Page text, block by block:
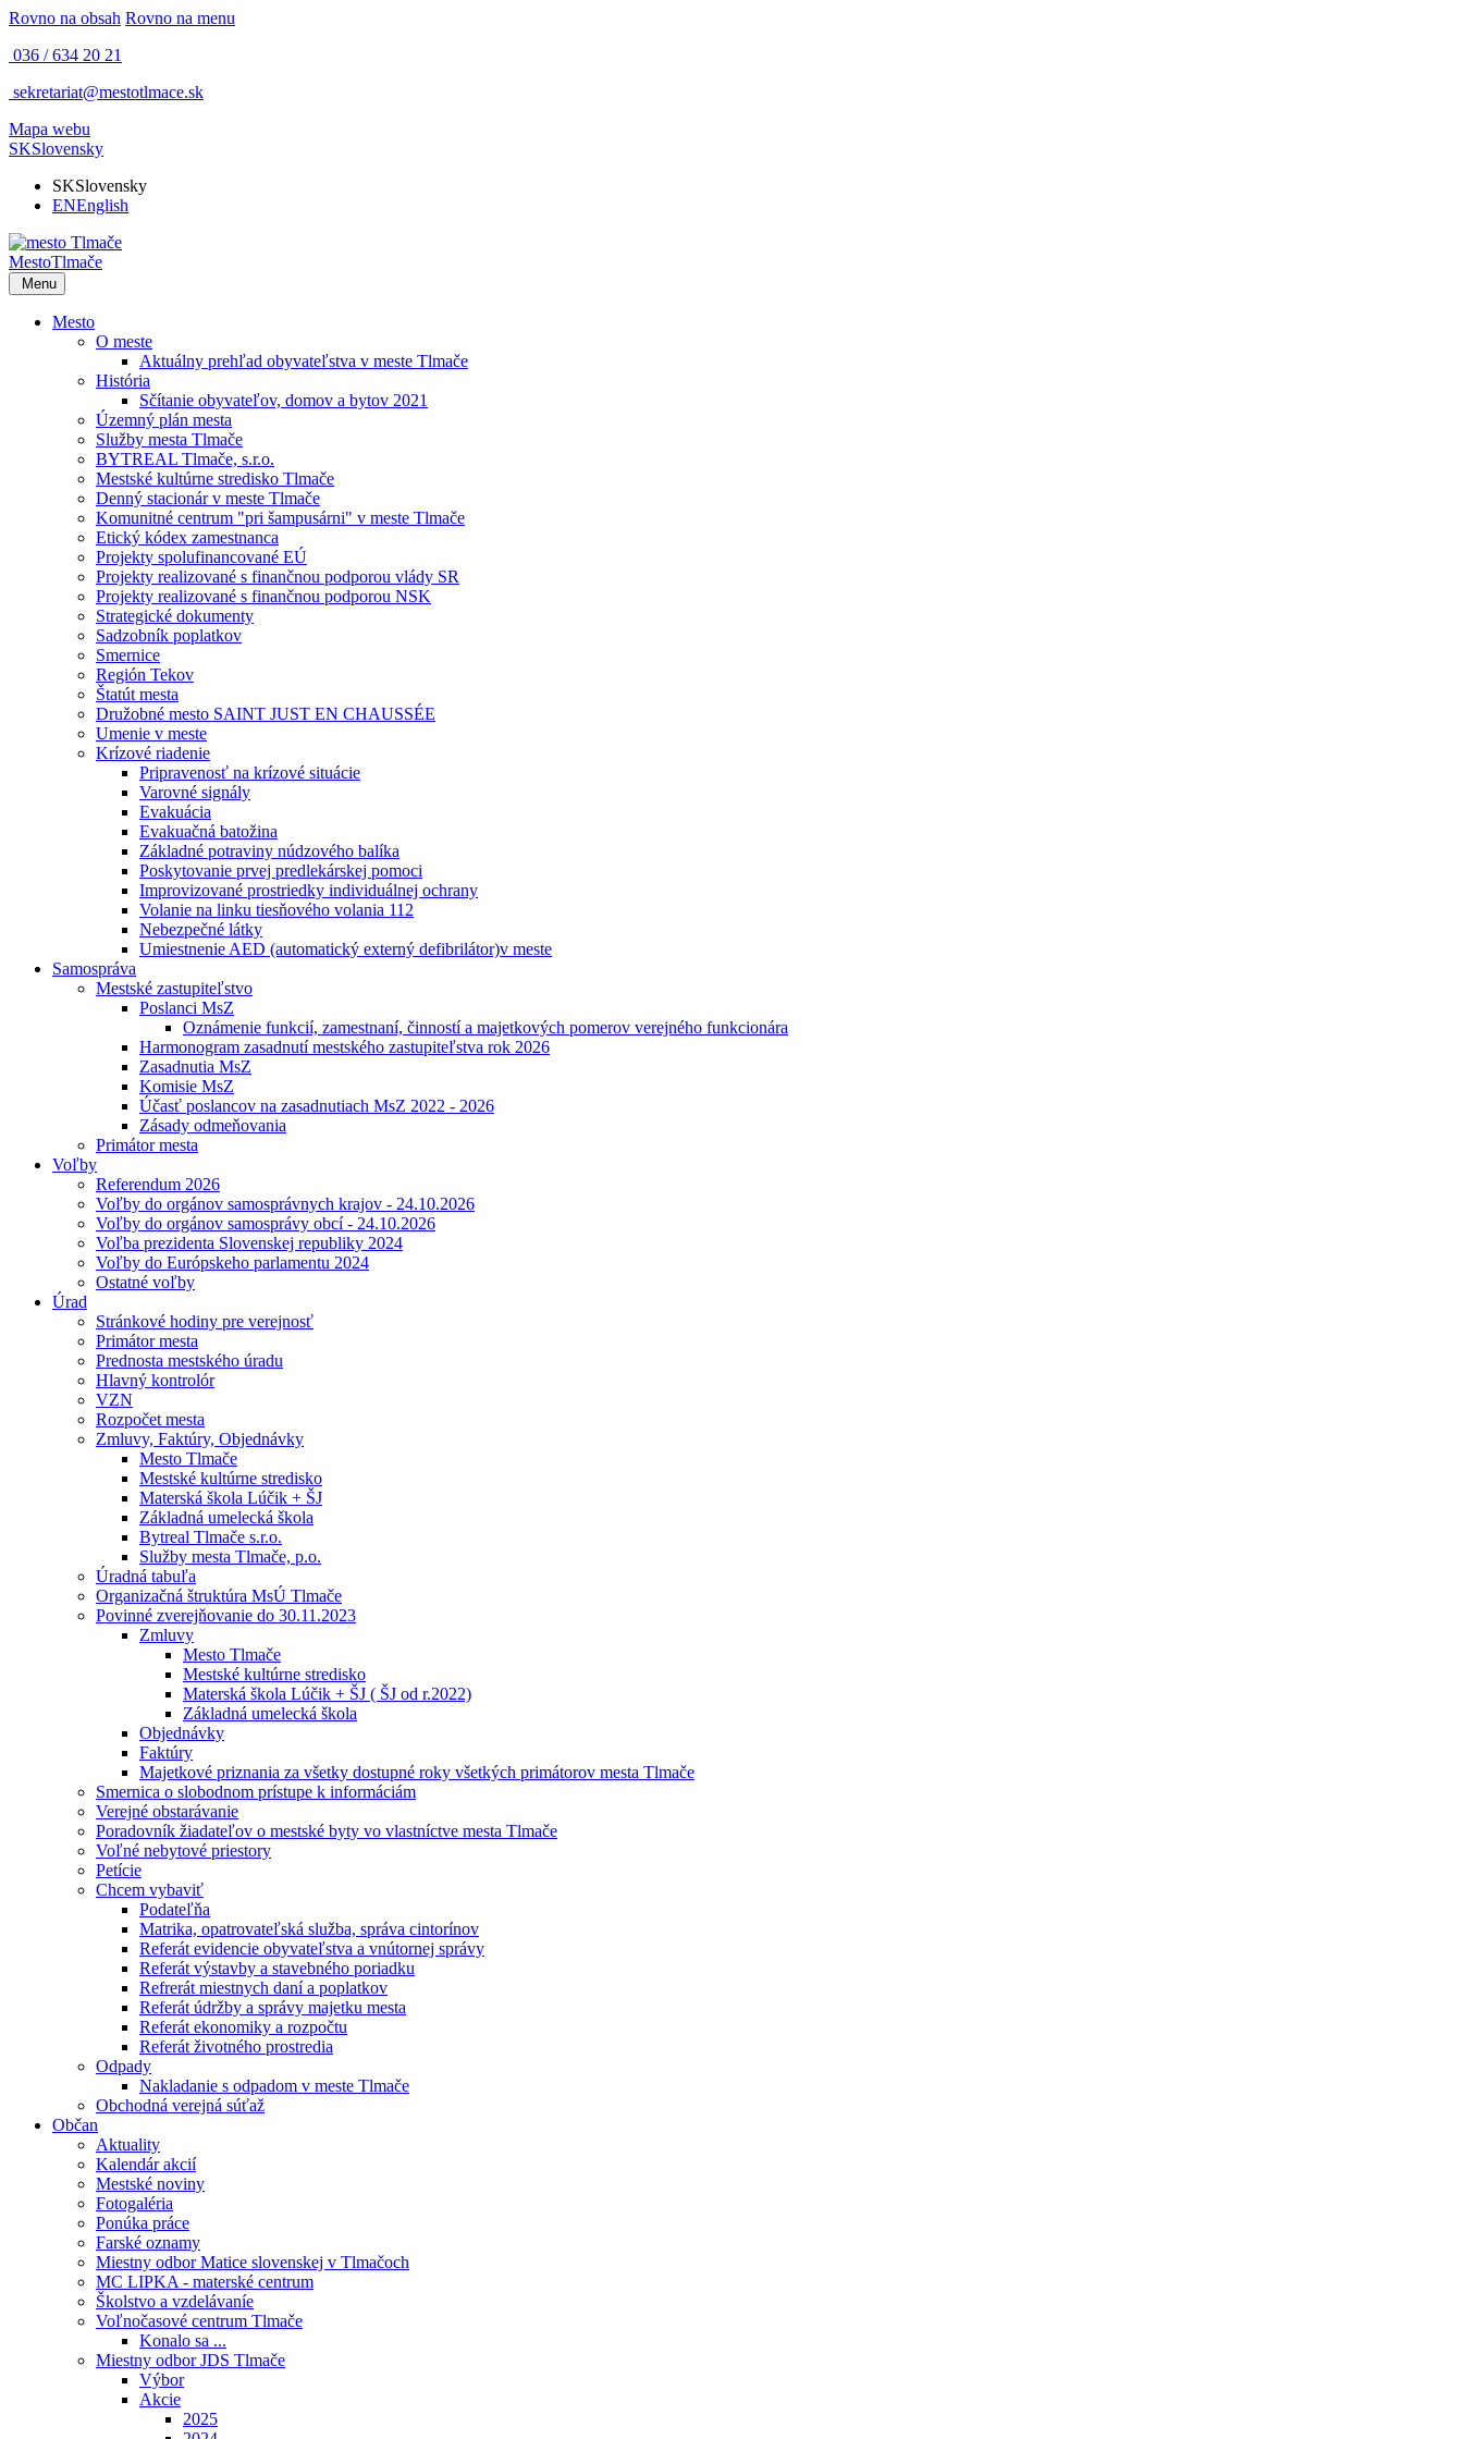
Rovno na obsah Rovno na menu
036 / 634 20 21
sekretariat@mestotlmace.sk
Mapa webu
SKSlovensky
SKSlovensky
ENEnglish
MestoTlmače
Menu
Mesto
O meste
Aktuálny prehľad obyvateľstva v meste Tlmače
História
Sčítanie obyvateľov, domov a bytov 2021
Územný plán mesta
Služby mesta Tlmače
BYTREAL Tlmače, s.r.o.
Mestské kultúrne stredisko Tlmače
Denný stacionár v meste Tlmače
Komunitné centrum "pri šampusárni" v meste Tlmače
Etický kódex zamestnanca
Projekty spolufinancované EÚ
Projekty realizované s finančnou podporou vlády SR
Projekty realizované s finančnou podporou NSK
Strategické dokumenty
Sadzobník poplatkov
Smernice
Región Tekov
Štatút mesta
Družobné mesto SAINT JUST EN CHAUSSÉE
Umenie v meste
Krízové riadenie
Pripravenosť na krízové situácie
Varovné signály
Evakuácia
Evakuačná batožina
Základné potraviny núdzového balíka
Poskytovanie prvej predlekárskej pomoci
Improvizované prostriedky individuálnej ochrany
Volanie na linku tiesňového volania 112
Nebezpečné látky
Umiestnenie AED (automatický externý defibrilátor)v meste
Samospráva
Mestské zastupiteľstvo
Poslanci MsZ
Oznámenie funkcií, zamestnaní, činností a majetkových pomerov verejného funkcionára
Harmonogram zasadnutí mestského zastupiteľstva rok 2026
Zasadnutia MsZ
Komisie MsZ
Účasť poslancov na zasadnutiach MsZ 2022 - 2026
Zásady odmeňovania
Primátor mesta
Voľby
Referendum 2026
Voľby do orgánov samosprávnych krajov - 24.10.2026
Voľby do orgánov samosprávy obcí - 24.10.2026
Voľba prezidenta Slovenskej republiky 2024
Voľby do Európskeho parlamentu 2024
Ostatné voľby
Úrad
Stránkové hodiny pre verejnosť
Primátor mesta
Prednosta mestského úradu
Hlavný kontrolór
VZN
Rozpočet mesta
Zmluvy, Faktúry, Objednávky
Mesto Tlmače
Mestské kultúrne stredisko
Materská škola Lúčik + ŠJ
Základná umelecká škola
Bytreal Tlmače s.r.o.
Služby mesta Tlmače, p.o.
Úradná tabuľa
Organizačná štruktúra MsÚ Tlmače
Povinné zverejňovanie do 30.11.2023
Zmluvy
Mesto Tlmače
Mestské kultúrne stredisko
Materská škola Lúčik + ŠJ ( ŠJ od r.2022)
Základná umelecká škola
Objednávky
Faktúry
Majetkové priznania za všetky dostupné roky všetkých primátorov mesta Tlmače
Smernica o slobodnom prístupe k informáciám
Verejné obstarávanie
Poradovník žiadateľov o mestské byty vo vlastníctve mesta Tlmače
Voľné nebytové priestory
Petície
Chcem vybaviť
Podateľňa
Matrika, opatrovateľská služba, správa cintorínov
Referát evidencie obyvateľstva a vnútornej správy
Referát výstavby a stavebného poriadku
Refrerát miestnych daní a poplatkov
Referát údržby a správy majetku mesta
Referát ekonomiky a rozpočtu
Referát životného prostredia
Odpady
Nakladanie s odpadom v meste Tlmače
Obchodná verejná súťaž
Občan
Aktuality
Kalendár akcií
Mestské noviny
Fotogaléria
Ponúka práce
Farské oznamy
Miestny odbor Matice slovenskej v Tlmačoch
MC LIPKA - materské centrum
Školstvo a vzdelávaníe
Voľnočasové centrum Tlmače
Konalo sa ...
Miestny odbor JDS Tlmače
Výbor
Akcie
2025